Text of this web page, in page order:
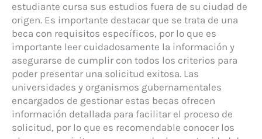
estudiante cursa sus estudios fuera de su ciudad de
origen. Es importante destacar que se trata de una
beca con requisitos específicos, por lo que es
importante leer cuidadosamente la información y
asegurarse de cumplir con todos los criterios para
poder presentar una solicitud exitosa. Las
universidades y organismos gubernamentales
encargados de gestionar estas becas ofrecen
información detallada para facilitar el proceso de
solicitud, por lo que es recomendable conocer los